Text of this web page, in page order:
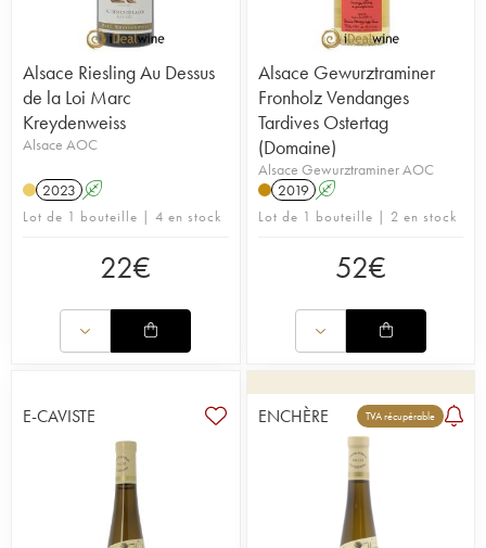
Alsace Riesling Au Dessus
de la Loi Marc
Kreydenweiss
Alsace AOC
2023 A
Lot de 1 bouteille | 4 en stock
22€
Alsace Gewurztraminer
Fronholz Vendanges
Tardives Ostertag
(Domaine)
Alsace Gewurztraminer AOC
2019 A
Lot de 1 bouteille | 2 en stock
52€
E-CAVISTE ENCHÈRE TVA récupérable